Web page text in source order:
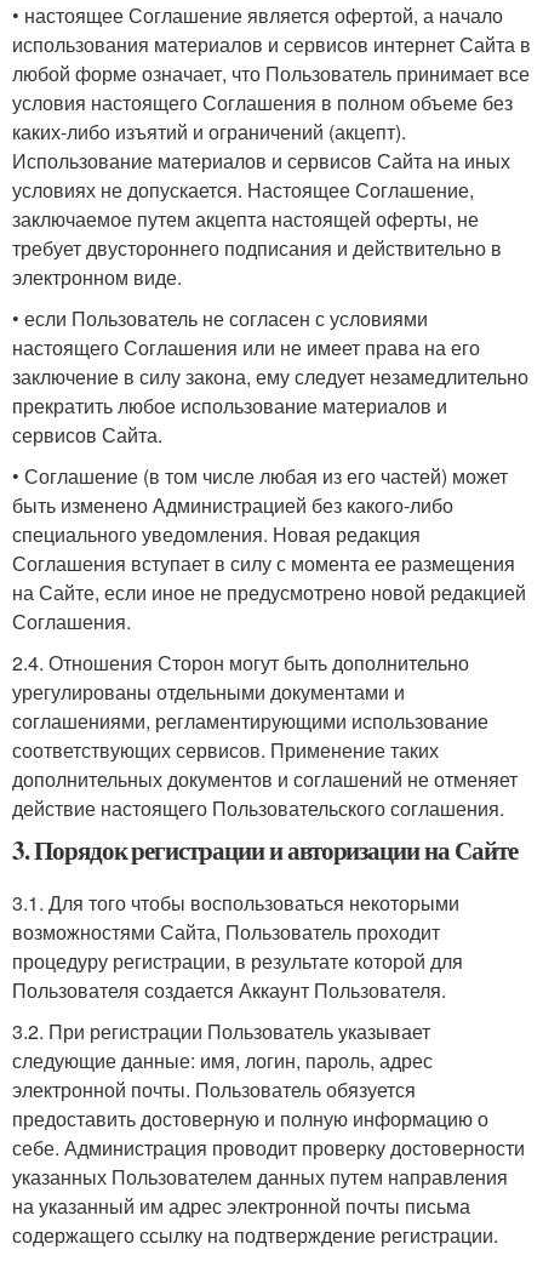
• настоящее Соглашение является офертой, а начало
использования материалов и сервисов интернет Сайта в
любой форме означает, что Пользователь принимает все
условия настоящего Соглашения в полном объеме без
каких-либо изъятий и ограничений (акцепт).
Использование материалов и сервисов Сайта на иных
условиях не допускается. Настоящее Соглашение,
заключаемое путем акцепта настоящей оферты, не
требует двустороннего подписания и действительно в
электронном виде.
• если Пользователь не согласен с условиями
настоящего Соглашения или не имеет права на его
заключение в силу закона, ему следует незамедлительно
прекратить любое использование материалов и
сервисов Сайта.
• Соглашение (в том числе любая из его частей) может
быть изменено Администрацией без какого-либо
специального уведомления. Новая редакция
Соглашения вступает в силу с момента ее размещения
на Сайте, если иное не предусмотрено новой редакцией
Соглашения.
2.4. Отношения Сторон могут быть дополнительно
урегулированы отдельными документами и
соглашениями, регламентирующими использование
соответствующих сервисов. Применение таких
дополнительных документов и соглашений не отменяет
действие настоящего Пользовательского соглашения.
3. Порядок регистрации и авторизации на Сайте
3.1. Для того чтобы воспользоваться некоторыми
возможностями Сайта, Пользователь проходит
процедуру регистрации, в результате которой для
Пользователя создается Аккаунт Пользователя.
3.2. При регистрации Пользователь указывает
следующие данные: имя, логин, пароль, адрес
электронной почты. Пользователь обязуется
предоставить достоверную и полную информацию о
себе. Администрация проводит проверку достоверности
указанных Пользователем данных путем направления
на указанный им адрес электронной почты письма
содержащего ссылку на подтверждение регистрации.